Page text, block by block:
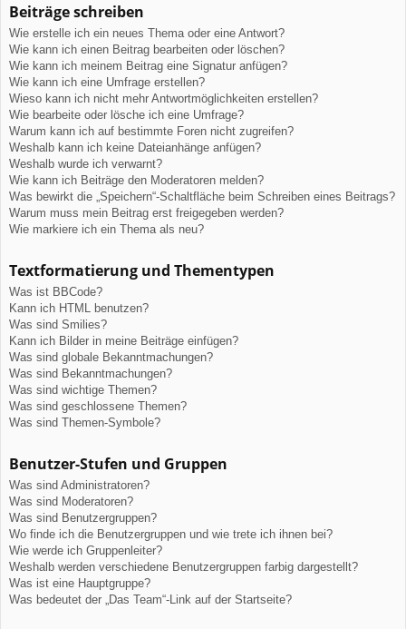
Beiträge schreiben
Wie erstelle ich ein neues Thema oder eine Antwort?
Wie kann ich einen Beitrag bearbeiten oder löschen?
Wie kann ich meinem Beitrag eine Signatur anfügen?
Wie kann ich eine Umfrage erstellen?
Wieso kann ich nicht mehr Antwortmöglichkeiten erstellen?
Wie bearbeite oder lösche ich eine Umfrage?
Warum kann ich auf bestimmte Foren nicht zugreifen?
Weshalb kann ich keine Dateianhänge anfügen?
Weshalb wurde ich verwarnt?
Wie kann ich Beiträge den Moderatoren melden?
Was bewirkt die „Speichern“-Schaltfläche beim Schreiben eines Beitrags?
Warum muss mein Beitrag erst freigegeben werden?
Wie markiere ich ein Thema als neu?
Textformatierung und Thementypen
Was ist BBCode?
Kann ich HTML benutzen?
Was sind Smilies?
Kann ich Bilder in meine Beiträge einfügen?
Was sind globale Bekanntmachungen?
Was sind Bekanntmachungen?
Was sind wichtige Themen?
Was sind geschlossene Themen?
Was sind Themen-Symbole?
Benutzer-Stufen und Gruppen
Was sind Administratoren?
Was sind Moderatoren?
Was sind Benutzergruppen?
Wo finde ich die Benutzergruppen und wie trete ich ihnen bei?
Wie werde ich Gruppenleiter?
Weshalb werden verschiedene Benutzergruppen farbig dargestellt?
Was ist eine Hauptgruppe?
Was bedeutet der „Das Team“-Link auf der Startseite?